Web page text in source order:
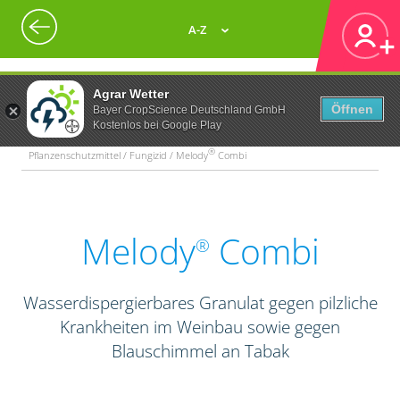
Agrar Wetter
Bayer CropScience Deutschland GmbH
Kostenlos bei Google Play
Öffnen
A-Z
Pflanzenschutzmittel / Fungizid / Melody® Combi
Melody® Combi
Wasserdispergierbares Granulat gegen pilzliche
Krankheiten im Weinbau sowie gegen
Blauschimmel an Tabak